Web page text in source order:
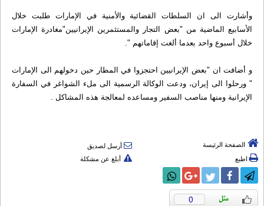
وأشارت الى ان السلطات القضائية والأمنية في الإمارات طلبت خلال
الأسابيع الماضية من "بعض التجار والمستثمرين الإيرانيين"مغادرة الإمارات
خلال أسبوع واحد بعدما ألغت إقاماتهم ".
و أضافت ان "بعض الإيرانيين احتجزوا في المطار حين دخولهم الى الإمارات
" ورحلوا الى إيران، ودعت الوكالة الرسمية الى ملء الشواغر في السفارة
الإيرانية ومنها مناصب السفير ومساعده لمعالجة هذه المشاكل .
الصفحة الرئيسة
أرسل لصديق
اطبع
أبلغ عن مشكلة
0